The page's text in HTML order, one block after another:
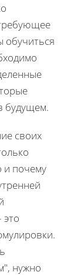
обучиться
будущем.
своих
и почему
нужно